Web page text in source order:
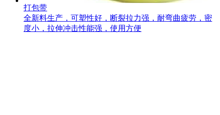
打包带
全新料生产，可塑性好，断裂拉力强，耐弯曲疲劳，密
度小，拉伸冲击性能强，使用方便